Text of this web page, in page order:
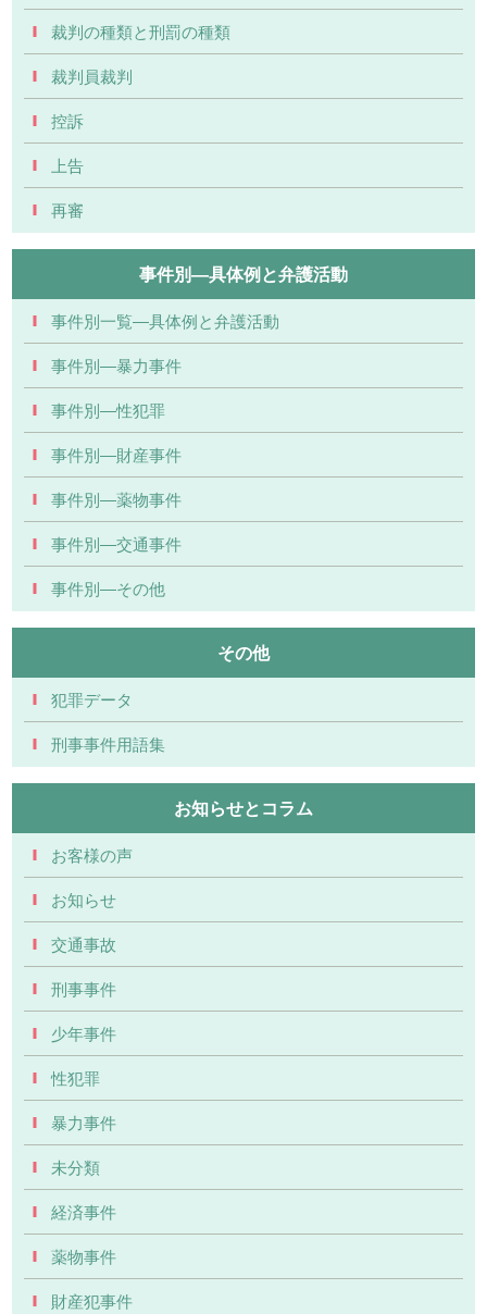
裁判の種類と刑罰の種類
裁判員裁判
控訴
上告
再審
事件別―具体例と弁護活動
事件別一覧―具体例と弁護活動
事件別―暴力事件
事件別―性犯罪
事件別―財産事件
事件別―薬物事件
事件別―交通事件
事件別―その他
その他
犯罪データ
刑事事件用語集
お知らせとコラム
お客様の声
お知らせ
交通事故
刑事事件
少年事件
性犯罪
暴力事件
未分類
経済事件
薬物事件
財産犯事件